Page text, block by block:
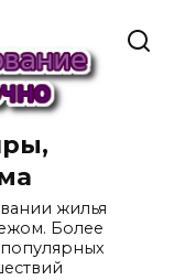
жилья
Более